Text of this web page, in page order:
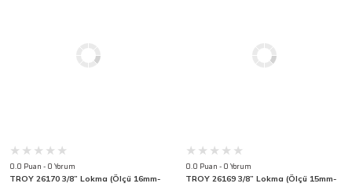
0.0 Puan - 0 Yorum
TROY 26170 3/8” Lokma (Ölçü 16mm-
0.0 Puan - 0 Yorum
TROY 26169 3/8” Lokma (Ölçü 15mm-